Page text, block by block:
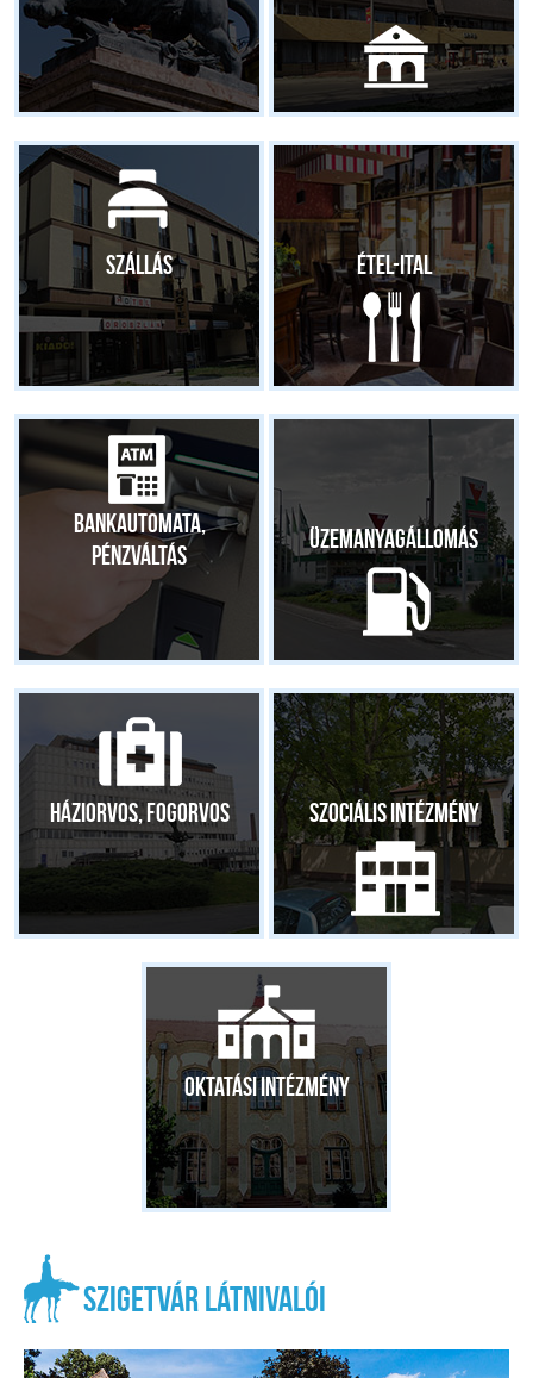
Szállás Étel-ital
Bankautomata,
pénzváltás
Üzemanyagállomás
Háziorvos, fogorvos Szociális intézmény
Oktatási intézmény
Szigetvár látnivalói